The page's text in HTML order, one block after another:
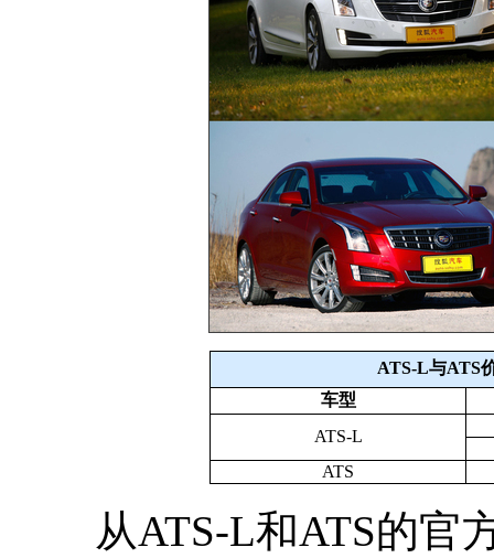
ATS-L与ATS
车型
ATS-L
ATS
从ATS-L和ATS的官方